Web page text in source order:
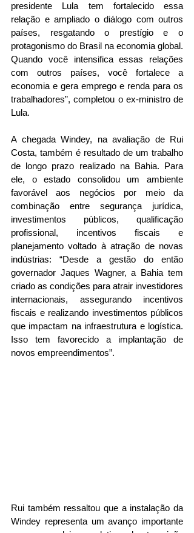
presidente Lula tem fortalecido essa
relação e ampliado o diálogo com outros
países, resgatando o prestígio e o
protagonismo do Brasil na economia global.
Quando você intensifica essas relações
com outros países, você fortalece a
economia e gera emprego e renda para os
trabalhadores”, completou o ex-ministro de
Lula.
A chegada Windey, na avaliação de Rui
Costa, também é resultado de um trabalho
de longo prazo realizado na Bahia. Para
ele, o estado consolidou um ambiente
favorável aos negócios por meio da
combinação entre segurança jurídica,
investimentos públicos, qualificação
profissional, incentivos fiscais e
planejamento voltado à atração de novas
indústrias: “Desde a gestão do então
governador Jaques Wagner, a Bahia tem
criado as condições para atrair investidores
internacionais, assegurando incentivos
fiscais e realizando investimentos públicos
que impactam na infraestrutura e logística.
Isso tem favorecido a implantação de
novos empreendimentos”.
Rui também ressaltou que a instalação da
Windey representa um avanço importante